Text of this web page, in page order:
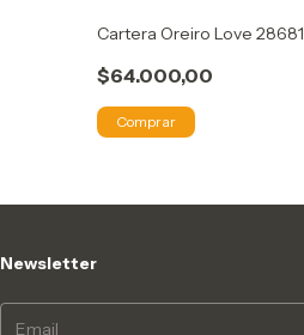
Cartera Oreiro Love 28681
$64.000,00
Comprar
Newsletter